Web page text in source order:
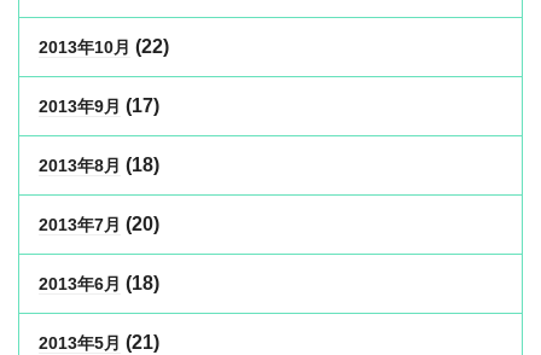
2013年10月 (22)
2013年9月 (17)
2013年8月 (18)
2013年7月 (20)
2013年6月 (18)
2013年5月 (21)